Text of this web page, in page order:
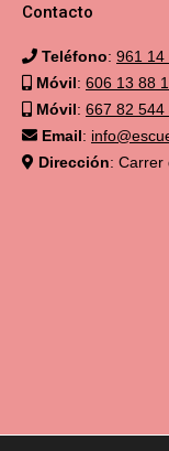
Contacto
Teléfono: 961 14
Móvil: 606 13 88
Móvil: 667 82 544
Email:
Dirección: Carrer